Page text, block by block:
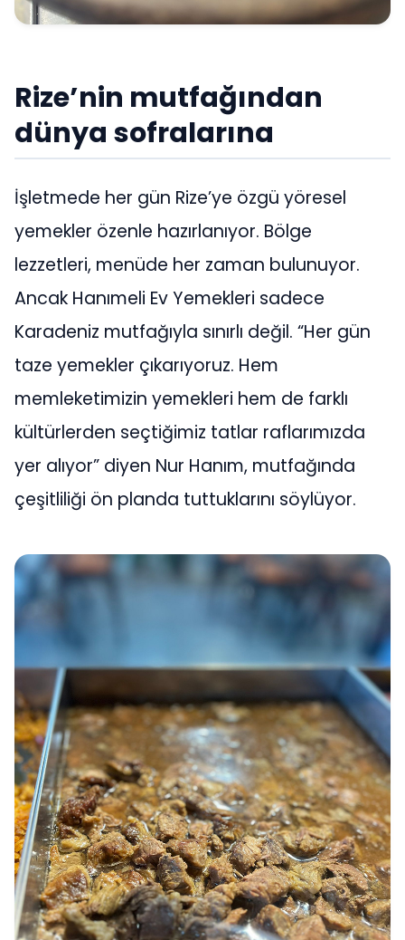
Rize’nin mutfağından
dünya sofralarına
İşletmede her gün Rize’ye özgü yöresel
yemekler özenle hazırlanıyor. Bölge
lezzetleri, menüde her zaman bulunuyor.
Ancak Hanımeli Ev Yemekleri sadece
Karadeniz mutfağıyla sınırlı değil. “Her gün
taze yemekler çıkarıyoruz. Hem
memleketimizin yemekleri hem de farklı
kültürlerden seçtiğimiz tatlar raflarımızda
yer alıyor” diyen Nur Hanım, mutfağında
çeşitliliği ön planda tuttuklarını söylüyor.